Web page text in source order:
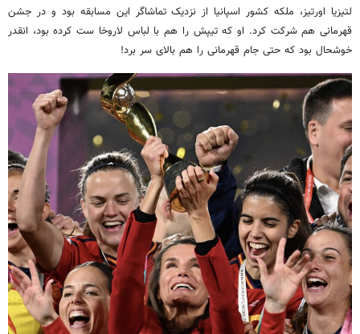
لتیزیا اورتیز، ملکه کشور اسپانیا از نزدیک تماشاگر این مسابقه بود و در جشن
قهرمانی هم شرکت کرد. او که تیپش را هم با لباس لاروخا ست کرده بود، انقدر
خوشحال بود که حتی جام قهرمانی را هم بالای سر برد!